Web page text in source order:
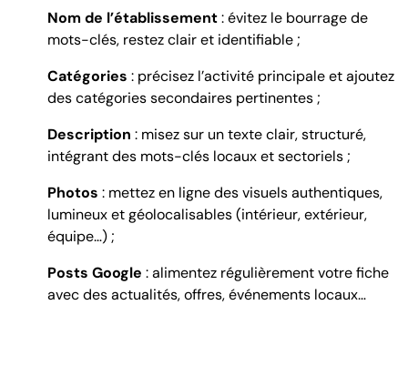
Nom de l’établissement: évitez le bourrage de
mots-clés, restez clair et identifiable ;
Catégories : précisez l’activité principale et ajoutez
des catégories secondaires pertinentes ;
Description : misez sur un texte clair, structuré,
intégrant des mots-clés locaux et sectoriels ;
Photos : mettez en ligne des visuels authentiques,
lumineux et géolocalisables (intérieur, extérieur,
équipe…) ;
Posts Google : alimentez régulièrement votre fiche
avec des actualités, offres, événements locaux…